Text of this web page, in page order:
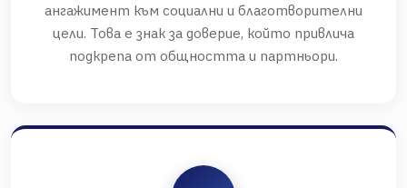
ангажимент към социални и благотворителни
цели. Това е знак за доверие, който привлича
подкрепа от общността и партньори.